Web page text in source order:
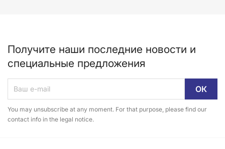
Получите наши последние новости и
специальные предложения
You may unsubscribe at any moment. For that purpose, please find our
contact info in the legal notice.